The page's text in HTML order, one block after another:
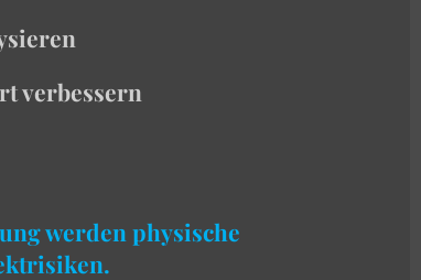
verbessern
werden physische